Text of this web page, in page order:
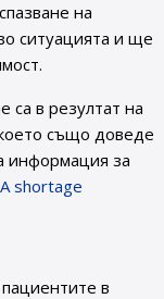
на
ситуацията и ще
в резултат на
също доведе
информация за
shortage
в